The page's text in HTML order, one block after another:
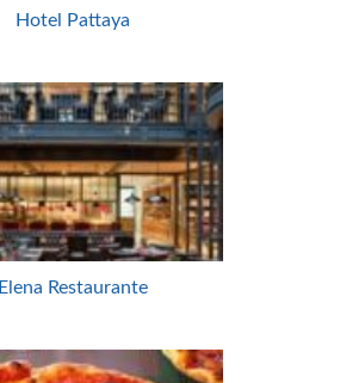
Hotel Pattaya
Elena Restaurante